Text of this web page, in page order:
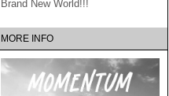
Brand New World!!!
MORE INFO